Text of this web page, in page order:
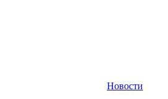
Новости